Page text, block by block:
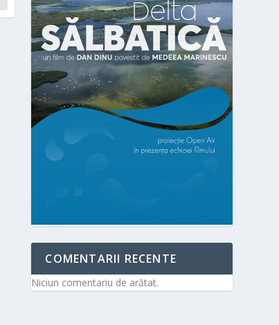
COMENTARII RECENTE
Niciun comentariu de arătat.